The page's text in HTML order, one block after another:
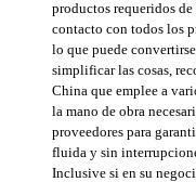
productos requeridos
contacto con todos los
lo que puede
simplificar las cosas,
China que emplee a
la mano de obra
proveedores para
fluida y sin
Inclusive si en su